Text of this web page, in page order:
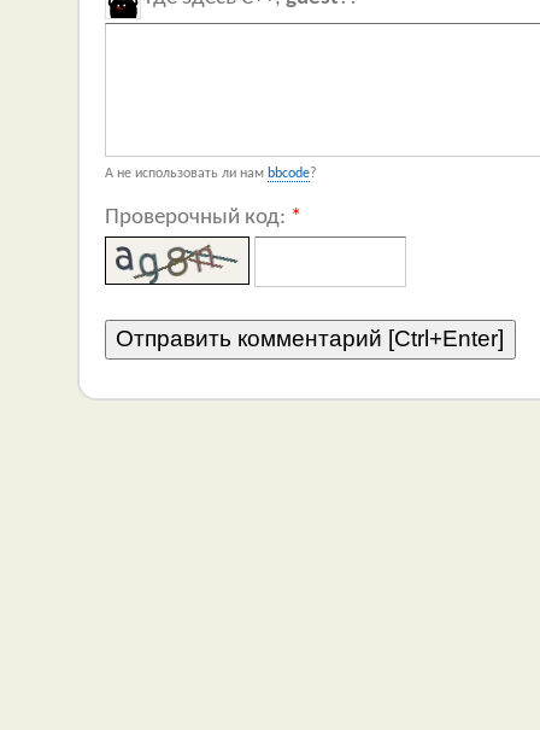
А не использовать ли нам bbcode?
Проверочный код: *